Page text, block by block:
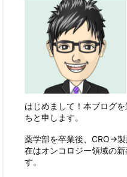
はじめまして！本ブログ
ちと申します。
薬学部を卒業後、CRO→
在はオンコロジー領域の
す。